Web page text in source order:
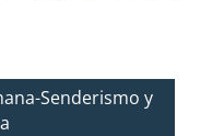
Senderismo y